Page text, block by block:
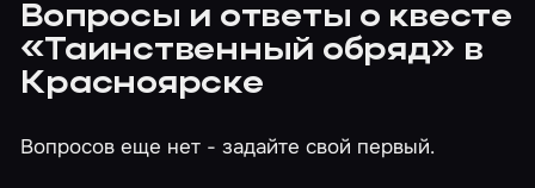
Вопросы и ответы о квесте
«Таинственный обряд» в
Красноярске
Вопросов еще нет - задайте свой первый.